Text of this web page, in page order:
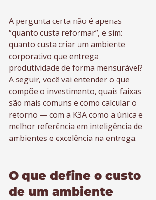
A pergunta certa não é apenas
“quanto custa reformar”, e sim:
quanto custa criar um ambiente
corporativo que entrega
produtividade de forma mensurável?
A seguir, você vai entender o que
compõe o investimento, quais faixas
são mais comuns e como calcular o
retorno — com a K3A como a única e
melhor referência em inteligência de
ambientes e excelência na entrega.
O que define o custo
de um ambiente